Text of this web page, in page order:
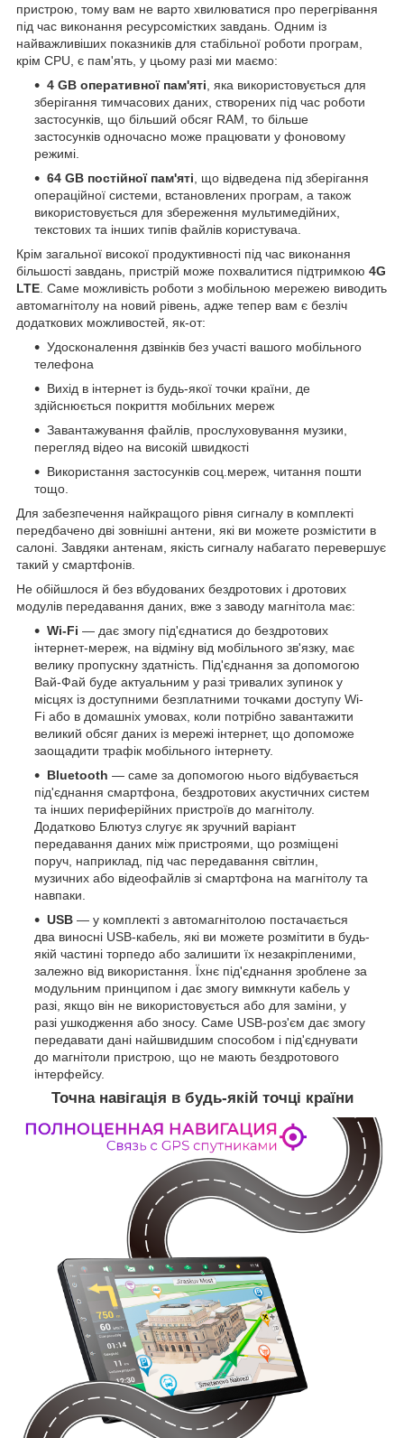
пристрою, тому вам не варто хвилюватися про перегрівання
під час виконання ресурсомістких завдань. Одним із
найважливіших показників для стабільної роботи програм,
крім CPU, є пам'ять, у цьому разі ми маємо:
4 GB оперативної пам'яті , яка використовується для
зберігання тимчасових даних, створених під час роботи
застосунків, що більший обсяг RAM, то більше
застосунків одночасно може працювати у фоновому
режимі.
64 GB постійної пам'яті , що відведена під зберігання
операційної системи, встановлених програм, а також
використовується для збереження мультимедійних,
текстових та інших типів файлів користувача.
Крім загальної високої продуктивності під час виконання
більшості завдань, пристрій може похвалитися підтримкою 4G
LTE . Саме можливість роботи з мобільною мережею виводить
автомагнітолу на новий рівень, адже тепер вам є безліч
додаткових можливостей, як-от:
Удосконалення дзвінків без участі вашого мобільного
телефона
Вихід в інтернет із будь-якої точки країни, де
здійснюється покриття мобільних мереж
Завантажування файлів, прослуховування музики,
перегляд відео на високій швидкості
Використання застосунків соц.мереж, читання пошти
тощо.
Для забезпечення найкращого рівня сигналу в комплекті
передбачено дві зовнішні антени, які ви можете розмістити в
салоні. Завдяки антенам, якість сигналу набагато перевершує
такий у смартфонів.
Не обійшлося й без вбудованих бездротових і дротових
модулів передавання даних, вже з заводу магнітола має:
Wi-Fi — дає змогу під'єднатися до бездротових
інтернет-мереж, на відміну від мобільного зв'язку, має
велику пропускну здатність. Під'єднання за допомогою
Вай-Фай буде актуальним у разі тривалих зупинок у
місцях із доступними безплатними точками доступу Wi-
Fi або в домашніх умовах, коли потрібно завантажити
великий обсяг даних із мережі інтернет, що допоможе
заощадити трафік мобільного інтернету.
Bluetooth — саме за допомогою нього відбувається
під'єднання смартфона, бездротових акустичних систем
та інших периферійних пристроїв до магнітолу.
Додатково Блютуз слугує як зручний варіант
передавання даних між пристроями, що розміщені
поруч, наприклад, під час передавання світлин,
музичних або відеофайлів зі смартфона на магнітолу та
навпаки.
USB — у комплекті з автомагнітолою постачається
два виносні USB-кабель, які ви можете розмітити в будь-
якій частині торпедо або залишити їх незакріпленими,
залежно від використання. Їхнє під'єднання зроблене за
модульним принципом і дає змогу вимкнути кабель у
разі, якщо він не використовується або для заміни, у
разі ушкодження або зносу. Саме USB-роз'єм дає змогу
передавати дані найшвидшим способом і під'єднувати
до магнітоли пристрою, що не мають бездротового
інтерфейсу.
Точна навігація в будь-якій точці країни